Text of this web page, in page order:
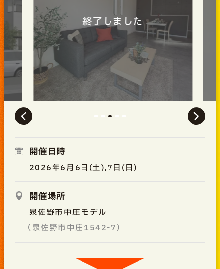
終了しました
開催日時
2026年6月6日(土),7日(日)
開催場所
泉佐野市中庄モデル
（泉佐野市中庄1542-7）